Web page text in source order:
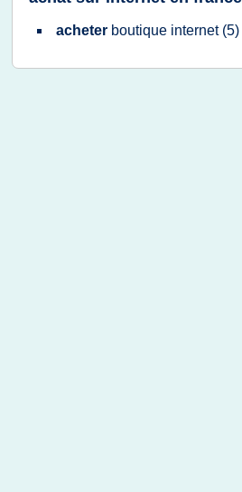
acheter boutique internet (5)